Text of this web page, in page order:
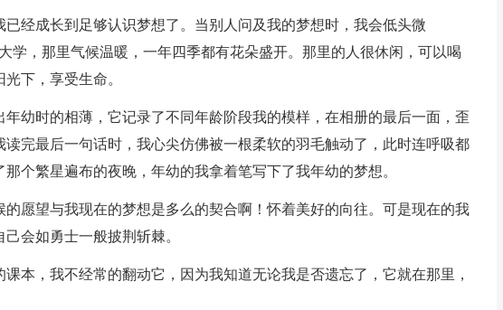
已经成长到足够认识梦想了。当别人问及我的梦想时，我会低头微
学，那里气候温暖，一年四季都有花朵盛开。那里的人很休闲，可以喝
下，享受生命。
年幼时的相薄，它记录了不同年龄阶段我的模样，在相册的最后一面，歪
完最后一句话时，我心尖仿佛被一根柔软的羽毛触动了，此时连呼吸都
个繁星遍布的夜晚，年幼的我拿着笔写下了我年幼的梦想。
的愿望与我现在的梦想是多么的契合啊！怀着美好的向往。可是现在的我
会如勇士一般披荆斩棘。
本，我不经常的翻动它，因为我知道无论我是否遗忘了，它就在那里，